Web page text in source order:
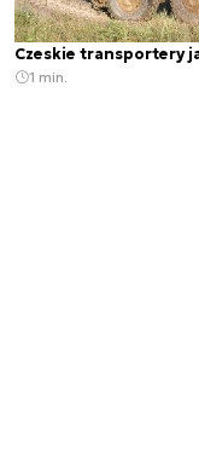
Czeskie transportery
1 min.